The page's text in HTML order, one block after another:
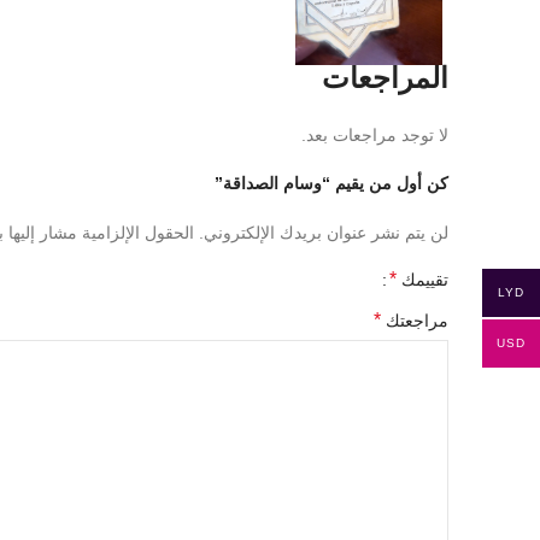
المراجعات
لا توجد مراجعات بعد.
كن أول من يقيم “وسام الصداقة”
لن يتم نشر عنوان بريدك الإلكتروني. الحقول الإلزامية مشار إليها
تقييمك *
مراجعتك *
LYD
USD